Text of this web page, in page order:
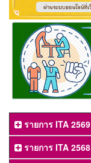
รายการ ITA 2569
รายการ ITA 2568